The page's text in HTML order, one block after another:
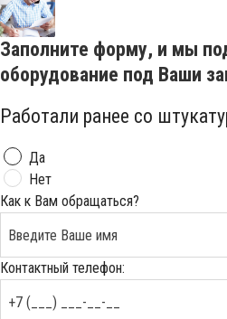
Заполните форму, и мы
оборудование под Ваши
Работали ранее со
Да
Нет
Как к Вам обращаться?
Контактный телефон: